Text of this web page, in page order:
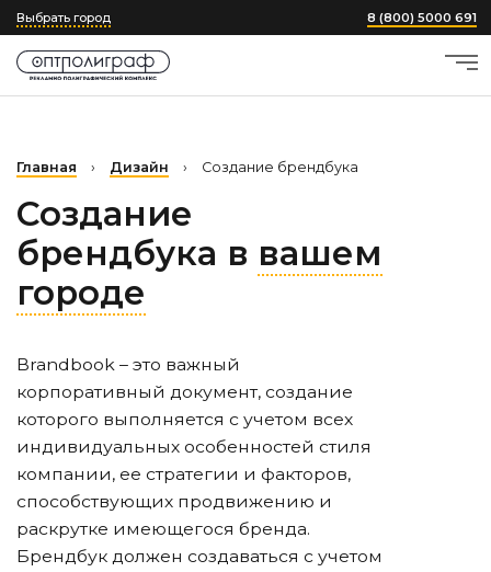
Выбрать город 8 (800) 5000 691
Главная › Дизайн › Создание брендбука
Создание
брендбука в вашем
городе
Brandbook – это важный
корпоративный документ, создание
которого выполняется с учетом всех
индивидуальных особенностей стиля
компании, ее стратегии и факторов,
способствующих продвижению и
раскрутке имеющегося бренда.
Брендбук должен создаваться с учетом